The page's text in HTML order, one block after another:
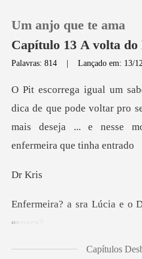
Loja
Um anjo que te ama
Capítulo 13 A volta
Palavras: 814 |Lançado em: 13/
e que pode voltar pro
mais deseja
K
ia e o
erm Capítulos